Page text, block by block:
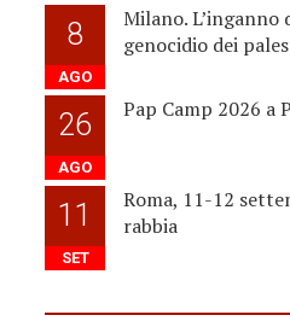
8
AGO
Milano.
genocidio dei
26
AGO
Pap Camp 2026 a
11
SET
Roma, 11-12
rabbia